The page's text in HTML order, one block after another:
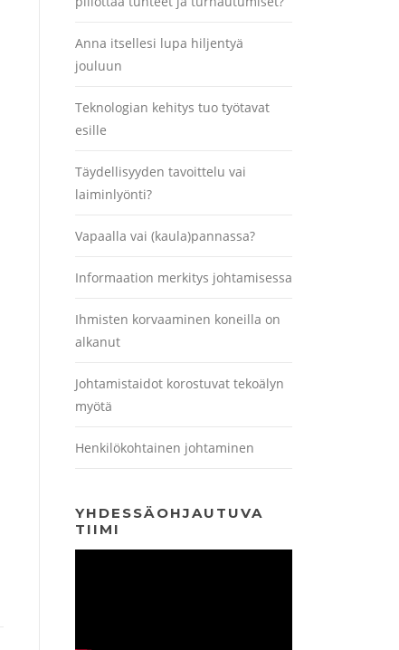
Anna itsellesi lupa hiljentyä
jouluun
Teknologian kehitys tuo työtavat
esille
Täydellisyyden tavoittelu vai
laiminlyönti?
Vapaalla vai (kaula)pannassa?
Informaation merkitys johtamisessa
Ihmisten korvaaminen koneilla on
alkanut
Johtamistaidot korostuvat tekoälyn
myötä
Henkilökohtainen johtaminen
YHDESSÄOHJAUTUVA
TIIMI